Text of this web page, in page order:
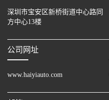
深圳市宝安区新桥街道中心路同
方中心13楼
公司网址
www.haiyiauto.com